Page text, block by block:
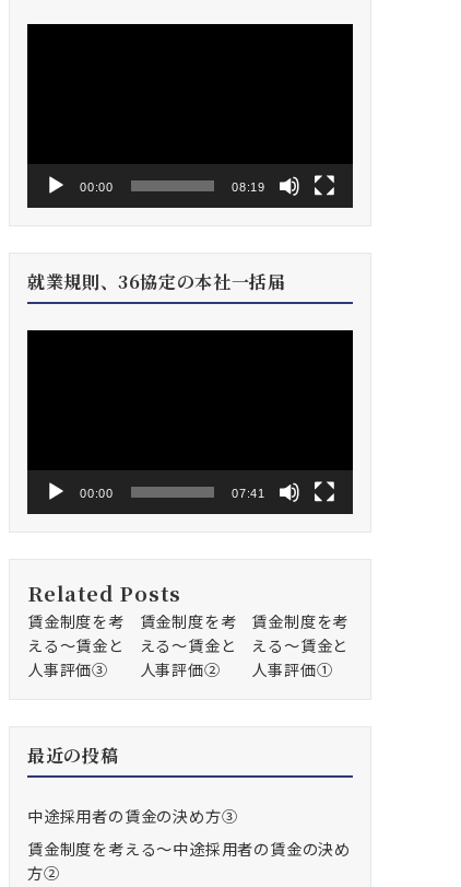
00:00 08:19
就業規則、36協定の本社一括届
00:00 07:41
Related Posts
賃金制度を考
える～賃金と
人事評価③
賃金制度を考
える～賃金と
人事評価②
賃金制度を考
える～賃金と
人事評価①
最近の投稿
中途採用者の賃金の決め方③
賃金制度を考える～中途採用者の賃金の決め
方②